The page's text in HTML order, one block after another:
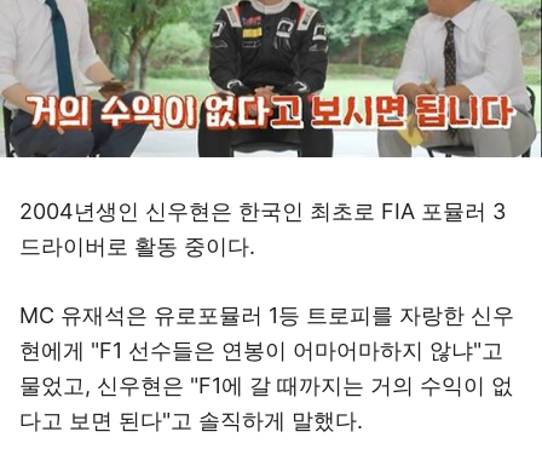
2004년생인 신우현은 한국인 최초로 FIA 포뮬러 3
드라이버로 활동 중이다.
MC 유재석은 유로포뮬러 1등 트로피를 자랑한 신우
현에게 "F1 선수들은 연봉이 어마어마하지 않냐"고
물었고, 신우현은 "F1에 갈 때까지는 거의 수익이 없
다고 보면 된다"고 솔직하게 말했다.